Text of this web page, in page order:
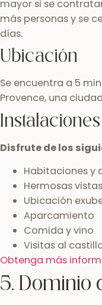
mayor si se
más personas y se
días.
Ubicación
Se encuentra a 5
Provence, una
Instalaciones
Disfrute de los
Habitaciones y
Hermosas vistas
Ubicación
Aparcamiento
Comida y vino
Visitas al
Obtenga más
5. Dominio